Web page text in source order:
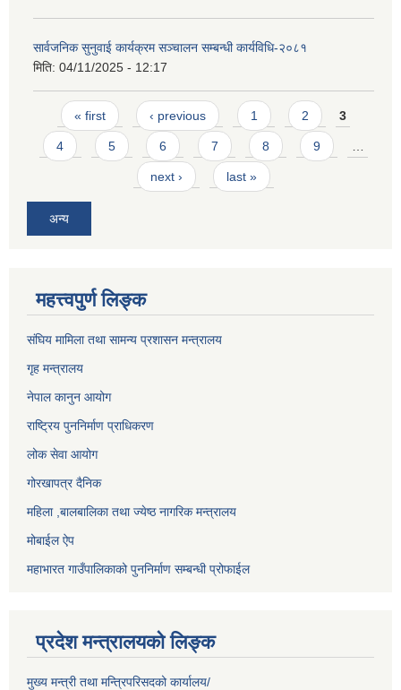
सार्वजनिक सुनुवाई कार्यक्रम सञ्चालन सम्बन्धी कार्यविधि-२०८१
मिति: 04/11/2025 - 12:17
Pages
« first ‹ previous 1 2 3
4 5 6 7 8 9
next › last »
अन्य
महत्त्वपुर्ण लिङ्क
संघिय मामिला तथा सामन्य प्रशासन मन्त्रालय
गृह मन्त्रालय
नेपाल कानुन आयोग
राष्ट्रिय पुननिर्माण प्राधिकरण
लोक सेवा आयोग
गोरखापत्र दैनिक
महिला ,बालबालिका तथा ज्येष्ठ नागरिक मन्त्रालय
मोबाईल ऐप
महाभारत गाउँपालिकाको पुननिर्माण सम्बन्धी प्रोफाईल
प्रदेश मन्त्रालयको लिङ्क
मुख्य मन्त्री तथा मन्त्रिपरिसदको कार्यालय/